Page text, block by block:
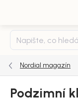
Nordial magazín
Podzimní